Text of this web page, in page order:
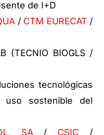
de I+D
/ CTM EURECAT /
(TECNIO BIOGLS /
tecnológicas
uso sostenible del
SA/ CSIC /